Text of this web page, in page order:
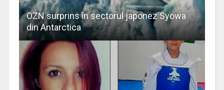
OZN surprins în sectorul japonez Syowa
din Antarctica